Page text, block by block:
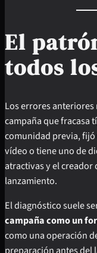
El
todos
Los errores anteriores
campaña que fracasa
comunidad previa,
vídeo o tiene uno de
atractivas y el creador
lanzamiento.
El diagnóstico suele
campaña como un
como una operación